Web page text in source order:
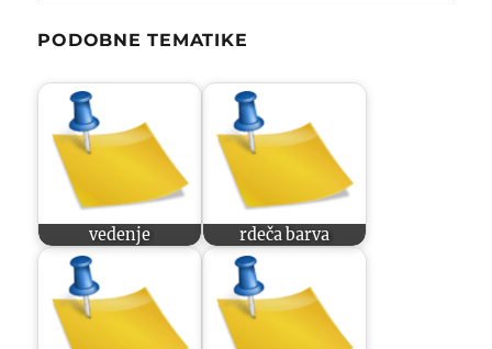
PODOBNE TEMATIKE
vedenje rdeča barva